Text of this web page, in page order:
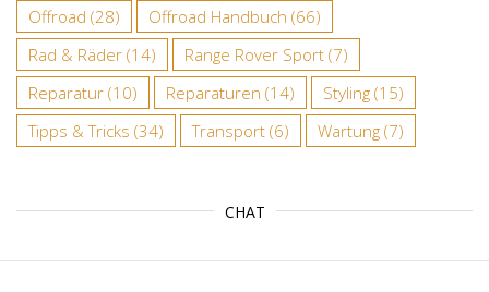
Offroad (28) Offroad Handbuch (66)
Rad & Räder (14) Range Rover Sport (7)
Reparatur (10) Reparaturen (14) Styling (15)
Tipps & Tricks (34) Transport (6) Wartung (7)
CHAT